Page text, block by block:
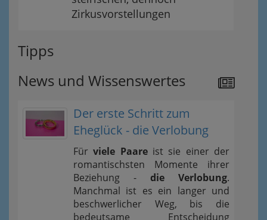
Zirkusvorstellungen
Tipps
News und Wissenswertes
Der erste Schritt zum
Eheglück - die Verlobung
Fürviele Paareist sie einer der
romantischsten Momente ihrer
Beziehung - die Verlobung.
Manchmal ist es ein langer und
beschwerlicher Weg, bis die
bedeutsame Entscheidung